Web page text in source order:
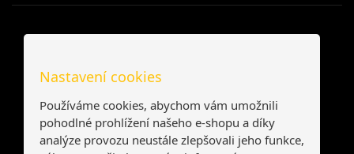
Nastavení cookies
Používáme cookies, abychom vám umožnili
pohodlné prohlížení našeho e-shopu a díky
analýze provozu neustále zlepšovali jeho funkce,